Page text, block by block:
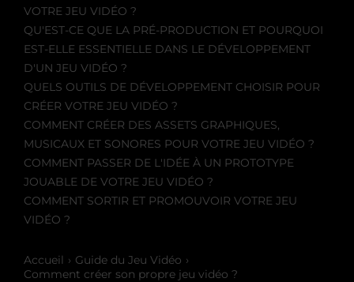
VOTRE JEU VIDÉO ?
QU'EST-CE QUE LA PRÉ-PRODUCTION ET POURQUOI
EST-ELLE ESSENTIELLE DANS LE DÉVELOPPEMENT
D'UN JEU VIDÉO ?
QUELS OUTILS DE DÉVELOPPEMENT CHOISIR POUR
CRÉER VOTRE JEU VIDÉO ?
COMMENT CRÉER DES ASSETS GRAPHIQUES,
MUSICAUX ET SONORES POUR VOTRE JEU VIDÉO ?
COMMENT PASSER DE L'IDÉE À UN PROTOTYPE
JOUABLE DE VOTRE JEU VIDÉO ?
COMMENT SORTIR ET PROMOUVOIR VOTRE JEU
VIDÉO ?
Accueil
Guide du Jeu Vidéo
Comment créer son propre jeu vidéo ?